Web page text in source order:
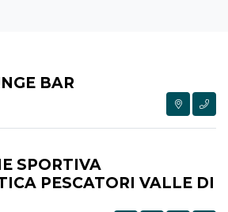
BAR
SPORTIVA
PESCATORI VALLE DI